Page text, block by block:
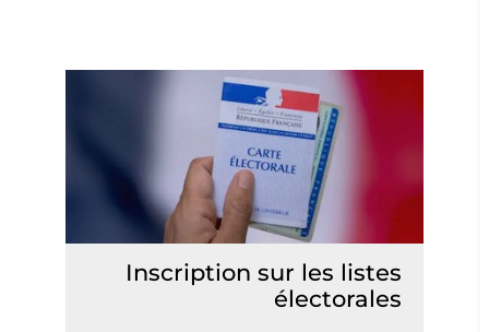
Inscription sur les listes
électorales